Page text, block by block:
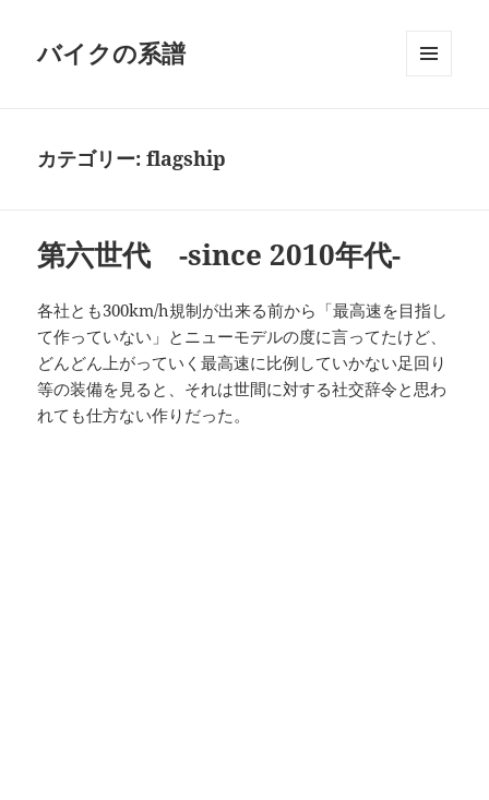
バイクの系譜
カテゴリー:flagship
第六世代 -since 2010年代-
各社とも300km/h規制が出来る前から「最高速を目指し
て作っていない」とニューモデルの度に言ってたけど、
どんどん上がっていく最高速に比例していかない足回り
等の装備を見ると、それは世間に対する社交辞令と思わ
れても仕方ない作りだった。